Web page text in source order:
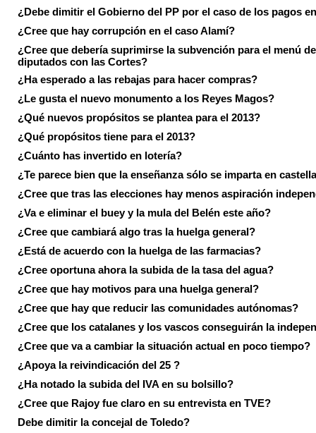
¿Debe dimitir el Gobierno del PP por el caso de los pagos
¿Cree que hay corrupción en el caso Alamí?
¿Cree que debería suprimirse la subvención para el menú
diputados con las Cortes?
¿Ha esperado a las rebajas para hacer compras?
¿Le gusta el nuevo monumento a los Reyes Magos?
¿Qué nuevos propósitos se plantea para el 2013?
¿Qué propósitos tiene para el 2013?
¿Cuánto has invertido en lotería?
¿Te parece bien que la enseñanza sólo se imparta en
¿Cree que tras las elecciones hay menos aspiración
¿Va e eliminar el buey y la mula del Belén este año?
¿Cree que cambiará algo tras la huelga general?
¿Está de acuerdo con la huelga de las farmacias?
¿Cree oportuna ahora la subida de la tasa del agua?
¿Cree que hay motivos para una huelga general?
¿Cree que hay que reducir las comunidades autónomas?
¿Cree que los catalanes y los vascos conseguirán la
¿Cree que va a cambiar la situación actual en poco tiempo?
¿Apoya la reivindicación del 25 ?
¿Ha notado la subida del IVA en su bolsillo?
¿Cree que Rajoy fue claro en su entrevista en TVE?
Debe dimitir la concejal de Toledo?